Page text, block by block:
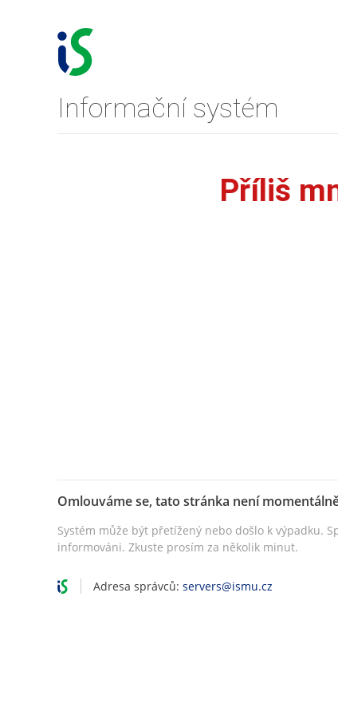
Informační systém
Příliš
Omlouváme se, tato stránka není
Systém může být přetížený nebo došlo k výpadku.
informováni. Zkuste prosím za několik minut.
Adresa správců:servers@ismu.cz